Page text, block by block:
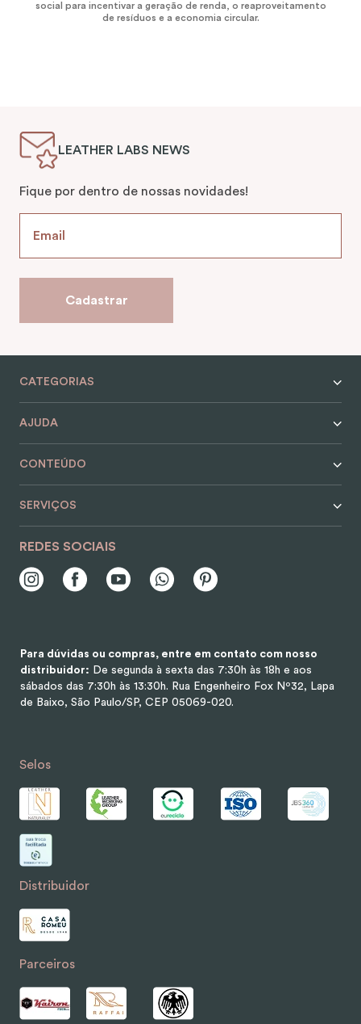
social para incentivar a geração de renda, o reaproveitamento
de resíduos e a economia circular.
LEATHER LABS NEWS
Fique por dentro de nossas novidades!
Cadastrar
CATEGORIAS
AJUDA
CONTEÚDO
SERVIÇOS
REDES SOCIAIS
Para dúvidas ou compras, entre em contato com nosso
distribuidor: De segunda à sexta das 7:30h às 18h e aos
sábados das 7:30h às 13:30h. Rua Engenheiro Fox Nº32, Lapa
de Baixo, São Paulo/SP, CEP 05069-020.
Selos
Distribuidor
Parceiros